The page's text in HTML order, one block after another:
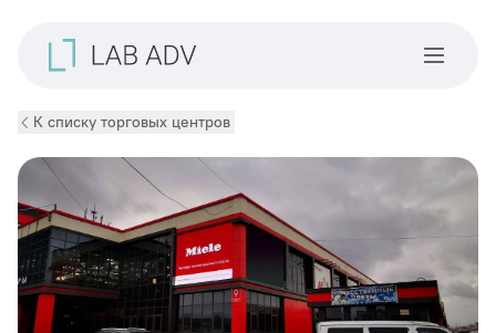
К списку торговых центров